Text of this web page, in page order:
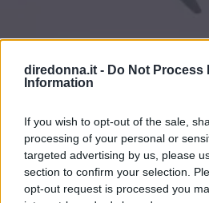
diredonna.it - Do Not Process
Information
If you wish to opt-out of the sale,
processing of your personal or
targeted advertising by us, please
section to confirm your selection.
opt-out request is processed you
AMORE
Chiudere una
parole giuste per